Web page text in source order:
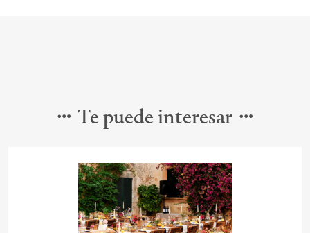
Te puede interesar